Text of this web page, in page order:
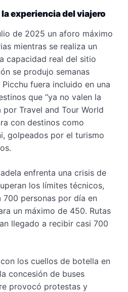
experiencia del viajero
de 2025 un aforo máximo
mientras se realiza un
capacidad real del sitio
se produjo semanas
fuera incluido en una
que “ya no valen la
por Travel and Tour World
con destinos como
golpeados por el turismo
enfrenta una crisis de
los límites técnicos,
700 personas por día en
un máximo de 450. Rutas
llegado a recibir casi 700
los cuellos de botella en
concesión de buses
provocó protestas y